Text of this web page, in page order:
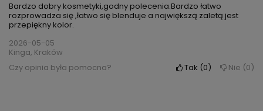
Bardzo dobry kosmetyki,godny polecenia.Bardzo łatwo
rozprowadza się ,łatwo się blenduje a największą zaletą jest
przepiękny kolor.
2026-05-05
Kinga, Kraków
Czy opinia była pomocna?
Tak 0 Nie 0